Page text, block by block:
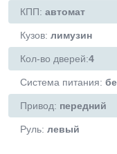
КПП: автомат
Кузов: лимузин
Кол-во дверей:4
Система питания:
Привод: передний
Руль: левый